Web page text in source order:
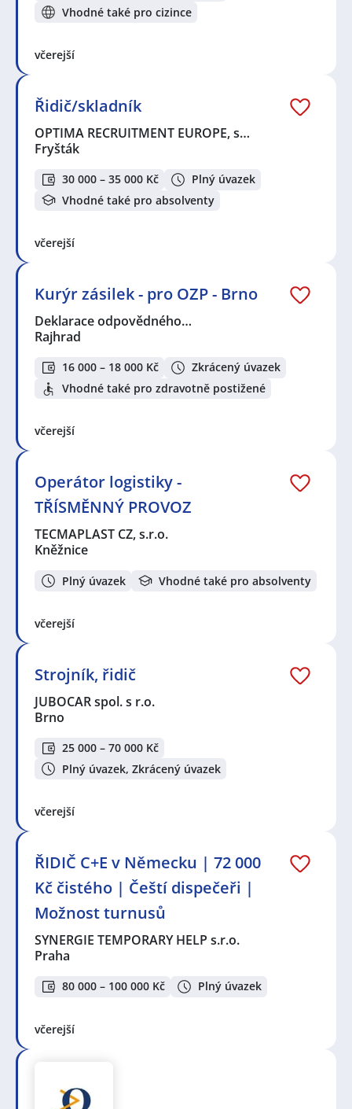
Vhodné také pro cizince
včerejší
Řidič/skladník
OPTIMA RECRUITMENT EUROPE, s…
Fryšták
30 000 – 35 000 Kč
Plný úvazek
Vhodné také pro absolventy
včerejší
Kurýr zásilek - pro OZP - Brno
Deklarace odpovědného…
Rajhrad
16 000 – 18 000 Kč
Zkrácený úvazek
Vhodné také pro zdravotně postižené
včerejší
Operátor logistiky -
TŘÍSMĚNNÝ PROVOZ
TECMAPLAST CZ, s.r.o.
Kněžnice
Plný úvazek Vhodné také pro absolventy
včerejší
Strojník, řidič
JUBOCAR spol. s r.o.
Brno
25 000 – 70 000 Kč
Plný úvazek, Zkrácený úvazek
včerejší
ŘIDIČ C+E v Německu | 72 000
Kč čistého | Čeští dispečeři |
Možnost turnusů
SYNERGIE TEMPORARY HELP s.r.o.
Praha
80 000 – 100 000 Kč Plný úvazek
včerejší